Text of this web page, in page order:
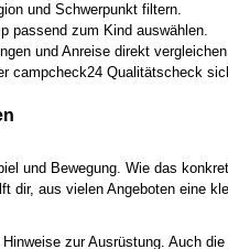
und Schwerpunkt filtern.
passend zum Kind auswählen.
und Anreise direkt
campcheck24 Qualitätscheck
und Bewegung. Wie das
dir, aus vielen Angeboten eine
zur Ausrüstung. Auch